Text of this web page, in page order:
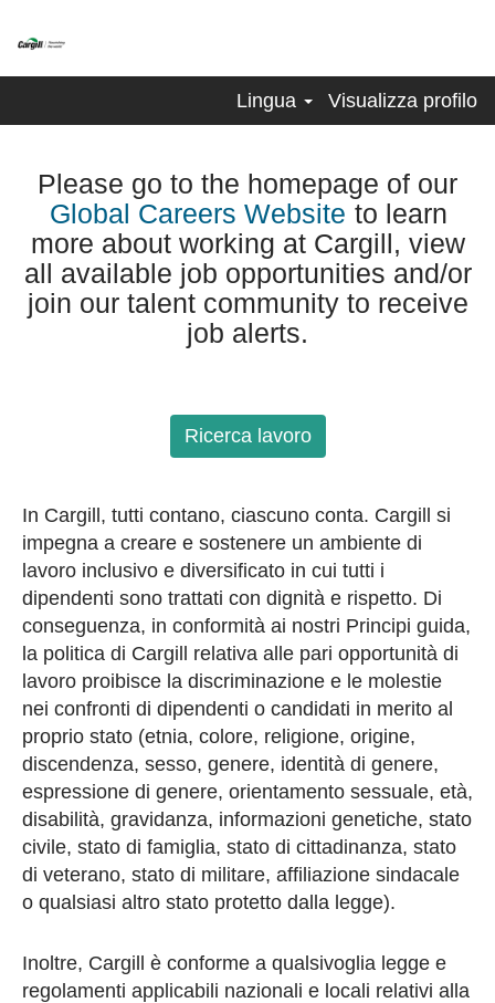
Lingua Visualizza profilo
Please go to the homepage of our
Global Careers Website to learn
more about working at Cargill, view
all available job opportunities and/or
join our talent community to receive
job alerts.
Ricerca lavoro
In Cargill, tutti contano, ciascuno conta. Cargill si
impegna a creare e sostenere un ambiente di
lavoro inclusivo e diversificato in cui tutti i
dipendenti sono trattati con dignità e rispetto. Di
conseguenza, in conformità ai nostri Principi guida,
la politica di Cargill relativa alle pari opportunità di
lavoro proibisce la discriminazione e le molestie
nei confronti di dipendenti o candidati in merito al
proprio stato (etnia, colore, religione, origine,
discendenza, sesso, genere, identità di genere,
espressione di genere, orientamento sessuale, età,
disabilità, gravidanza, informazioni genetiche, stato
civile, stato di famiglia, stato di cittadinanza, stato
di veterano, stato di militare, affiliazione sindacale
o qualsiasi altro stato protetto dalla legge).
Inoltre, Cargill è conforme a qualsivoglia legge e
regolamenti applicabili nazionali e locali relativi alla